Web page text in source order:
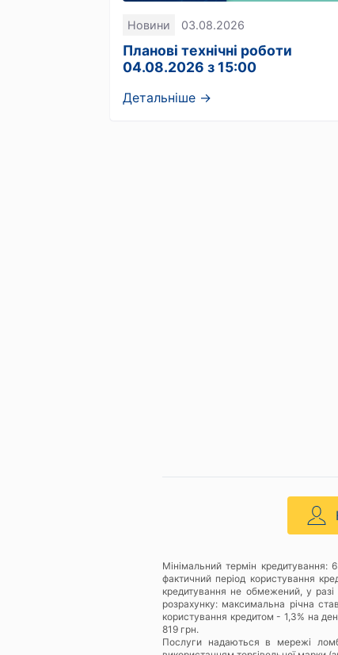
Новини 03.08.2026
Планові технічні роботи
04.08.2026 з 15:00
Детальніше →
Мінімальний термін
фактичний період користування
кредитування не обмежений, у
розрахунку: максимальна річна
користування кредитом - 1,3% на
819 грн.
Послуги надаються в мережі